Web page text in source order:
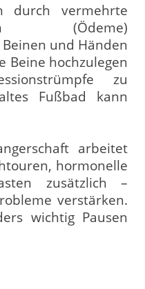
durch vermehrte
(Ödeme)
und Händen
Beine hochzulegen
zu
Fußbad kann
arbeitet
hormonelle
zusätzlich –
verstärken.
wichtig Pausen